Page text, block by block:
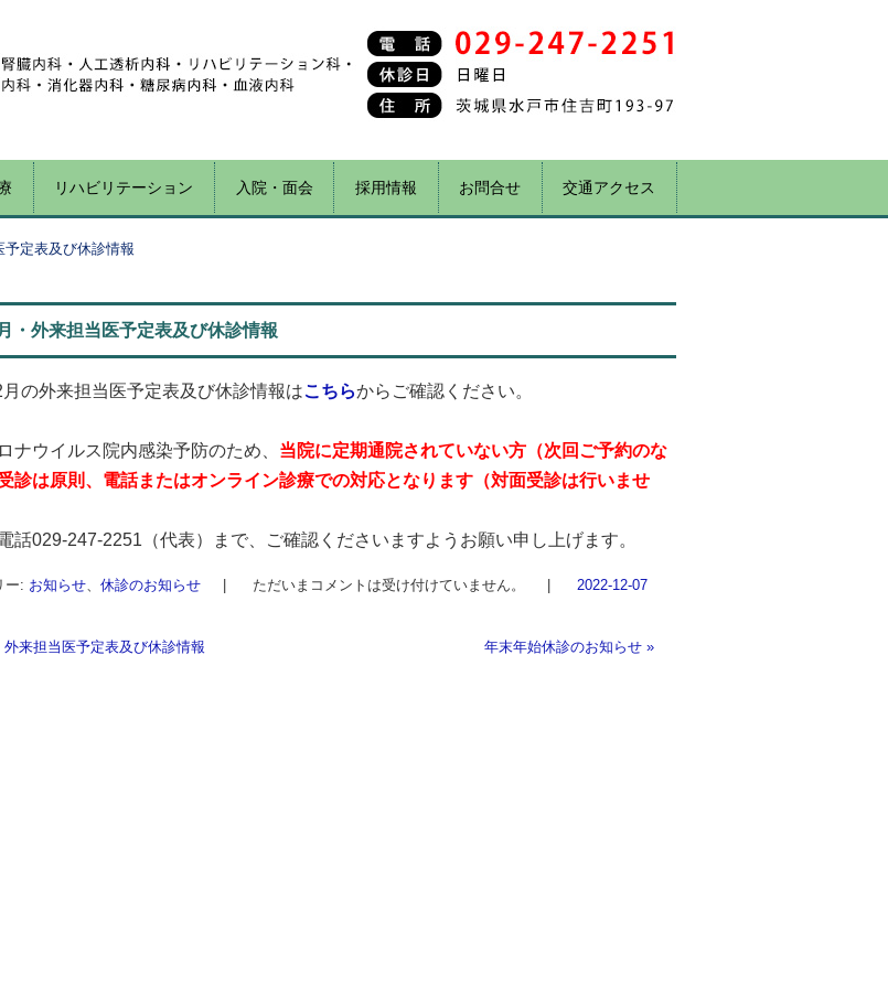
リハビリテーション 入院・面会 採用情報 お問合せ 交通アクセス
予定表及び休診情報
・外来担当医予定表及び休診情報
の外来担当医予定表及び休診情報はこちらからご確認ください。
ナウイルス院内感染予防のため、 当院に定期通院されていない方（次回ご予約のな
診は原則、電話またはオンライン診療での対応となります（対面受診は行いませ
話029-247-2251（代表）まで、ご確認くださいますようお願い申し上げます。
ー: お知らせ、 休診のお知らせ ただいまコメントは受け付けていません。 2022-12-07
外来担当医予定表及び休診情報 年末年始休診のお知らせ »